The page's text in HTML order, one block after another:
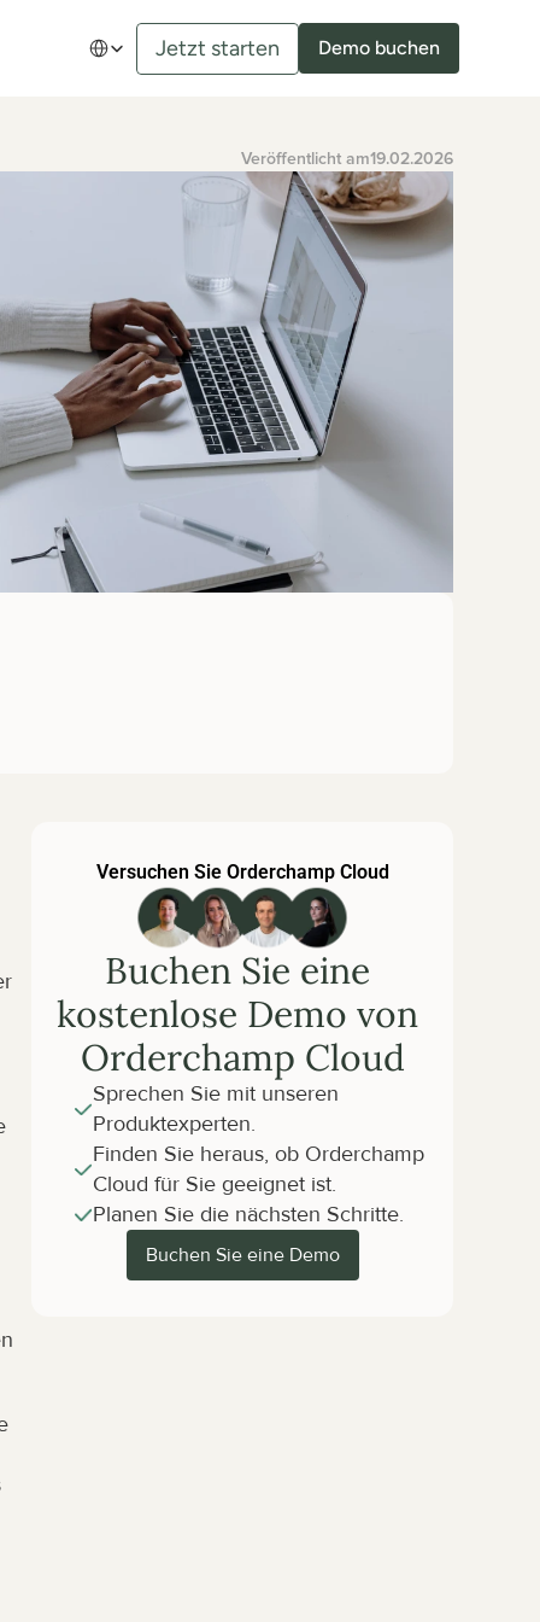
Select Language
Jetzt starten Demo buchen
Veröffentlicht am19.02.2026
Versuchen Sie Orderchamp Cloud
Buchen Sie eine
kostenlose Demo von
Orderchamp Cloud
Sprechen Sie mit unseren
Produktexperten.
Finden Sie heraus, ob Orderchamp
Cloud für Sie geeignet ist.
Planen Sie die nächsten Schritte.
Buchen Sie eine Demo